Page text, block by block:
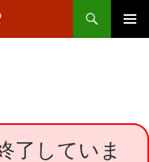
了していま